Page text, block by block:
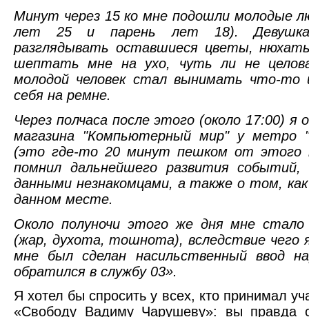
Минут через 15 ко мне подошли молодые
лет 25 и парень лет 18). Девушка
разглядывать оставшиеся цветы,
шептать мне на ухо, чуть ли не
молодой человек стал вынимать что-то
себя на ремне.
Через полчаса после этого (около 17:00) я
магазина "Компьютерный мир" у метро
(это где-то 20 минут пешком от этого
помнил дальнейшего развития событий,
данными незнакомцами, а также о том, как
данном месте.
Около полуночи этого же дня мне стало
(жар, духота, тошнота), вследствие чего
мне был сделан насильственный ввод
обратился в службу 03».
Я хотел бы спросить у всех, кто принимал
«Свободу Вадиму Чарушеву»: вы правда